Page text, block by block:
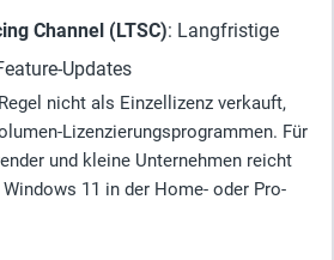
Channel (LTSC): Langfristige
Updates
nicht als Einzellizenz verkauft,
Lizenzierungsprogrammen. Für
und kleine Unternehmen reicht
11 in der Home- oder Pro-